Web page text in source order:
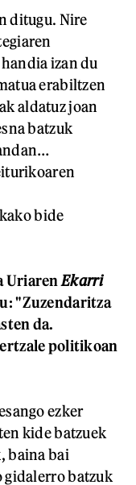
ditugu. Nire
izan du
erabiltzen
aldatuz joan
batzuk
bide
UriarenEkarri
"Zuzendaritza
da.
politikoan
ezker
kide batzuek
baina bai
gidalerro batzuk